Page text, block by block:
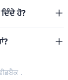
ਹੋ?
.